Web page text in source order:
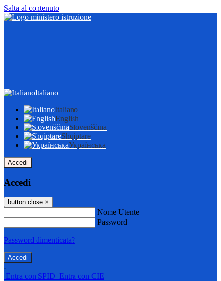
Salta al contenuto
Italiano
Italiano
English
Slovenščina
Shqiptare
Українська
Accedi
Accedi
button close ×
Nome Utente
Password
Password dimenticata?
-
Entra con SPID Entra con CIE